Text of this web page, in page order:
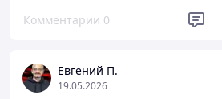
Комментарии 0
Евгений П.
19.05.2026